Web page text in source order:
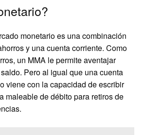
monetario es una combinación
y una cuenta corriente. Como
un MMA le permite aventajar
Pero al igual que una cuenta
viene con la capacidad de escribir
maleable de débito para retiros de